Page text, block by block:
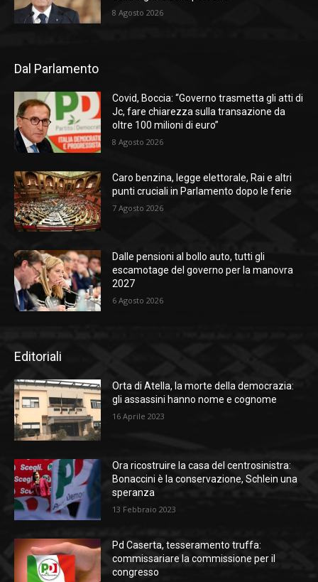
8 Agosto 2026
Dal Parlamento
Covid, Boccia: “Governo trasmetta gli atti di
Jc, fare chiarezza sulla transazione da
oltre 100 milioni di euro”
8 Agosto 2026
Caro benzina, legge elettorale, Rai e altri
punti cruciali in Parlamento dopo le ferie
7 Agosto 2026
Dalle pensioni al bollo auto, tutti gli
escamotage del governo per la manovra
2027
6 Agosto 2026
Editoriali
Orta di Atella, la morte della democrazia:
gli assassini hanno nome e cognome
16 Aprile 2023
Ora ricostruire la casa del centrosinistra:
Bonaccini è la conservazione, Schlein una
speranza
13 Febbraio 2023
Pd Caserta, tesseramento truffa:
commissariare la commissione per il
congresso